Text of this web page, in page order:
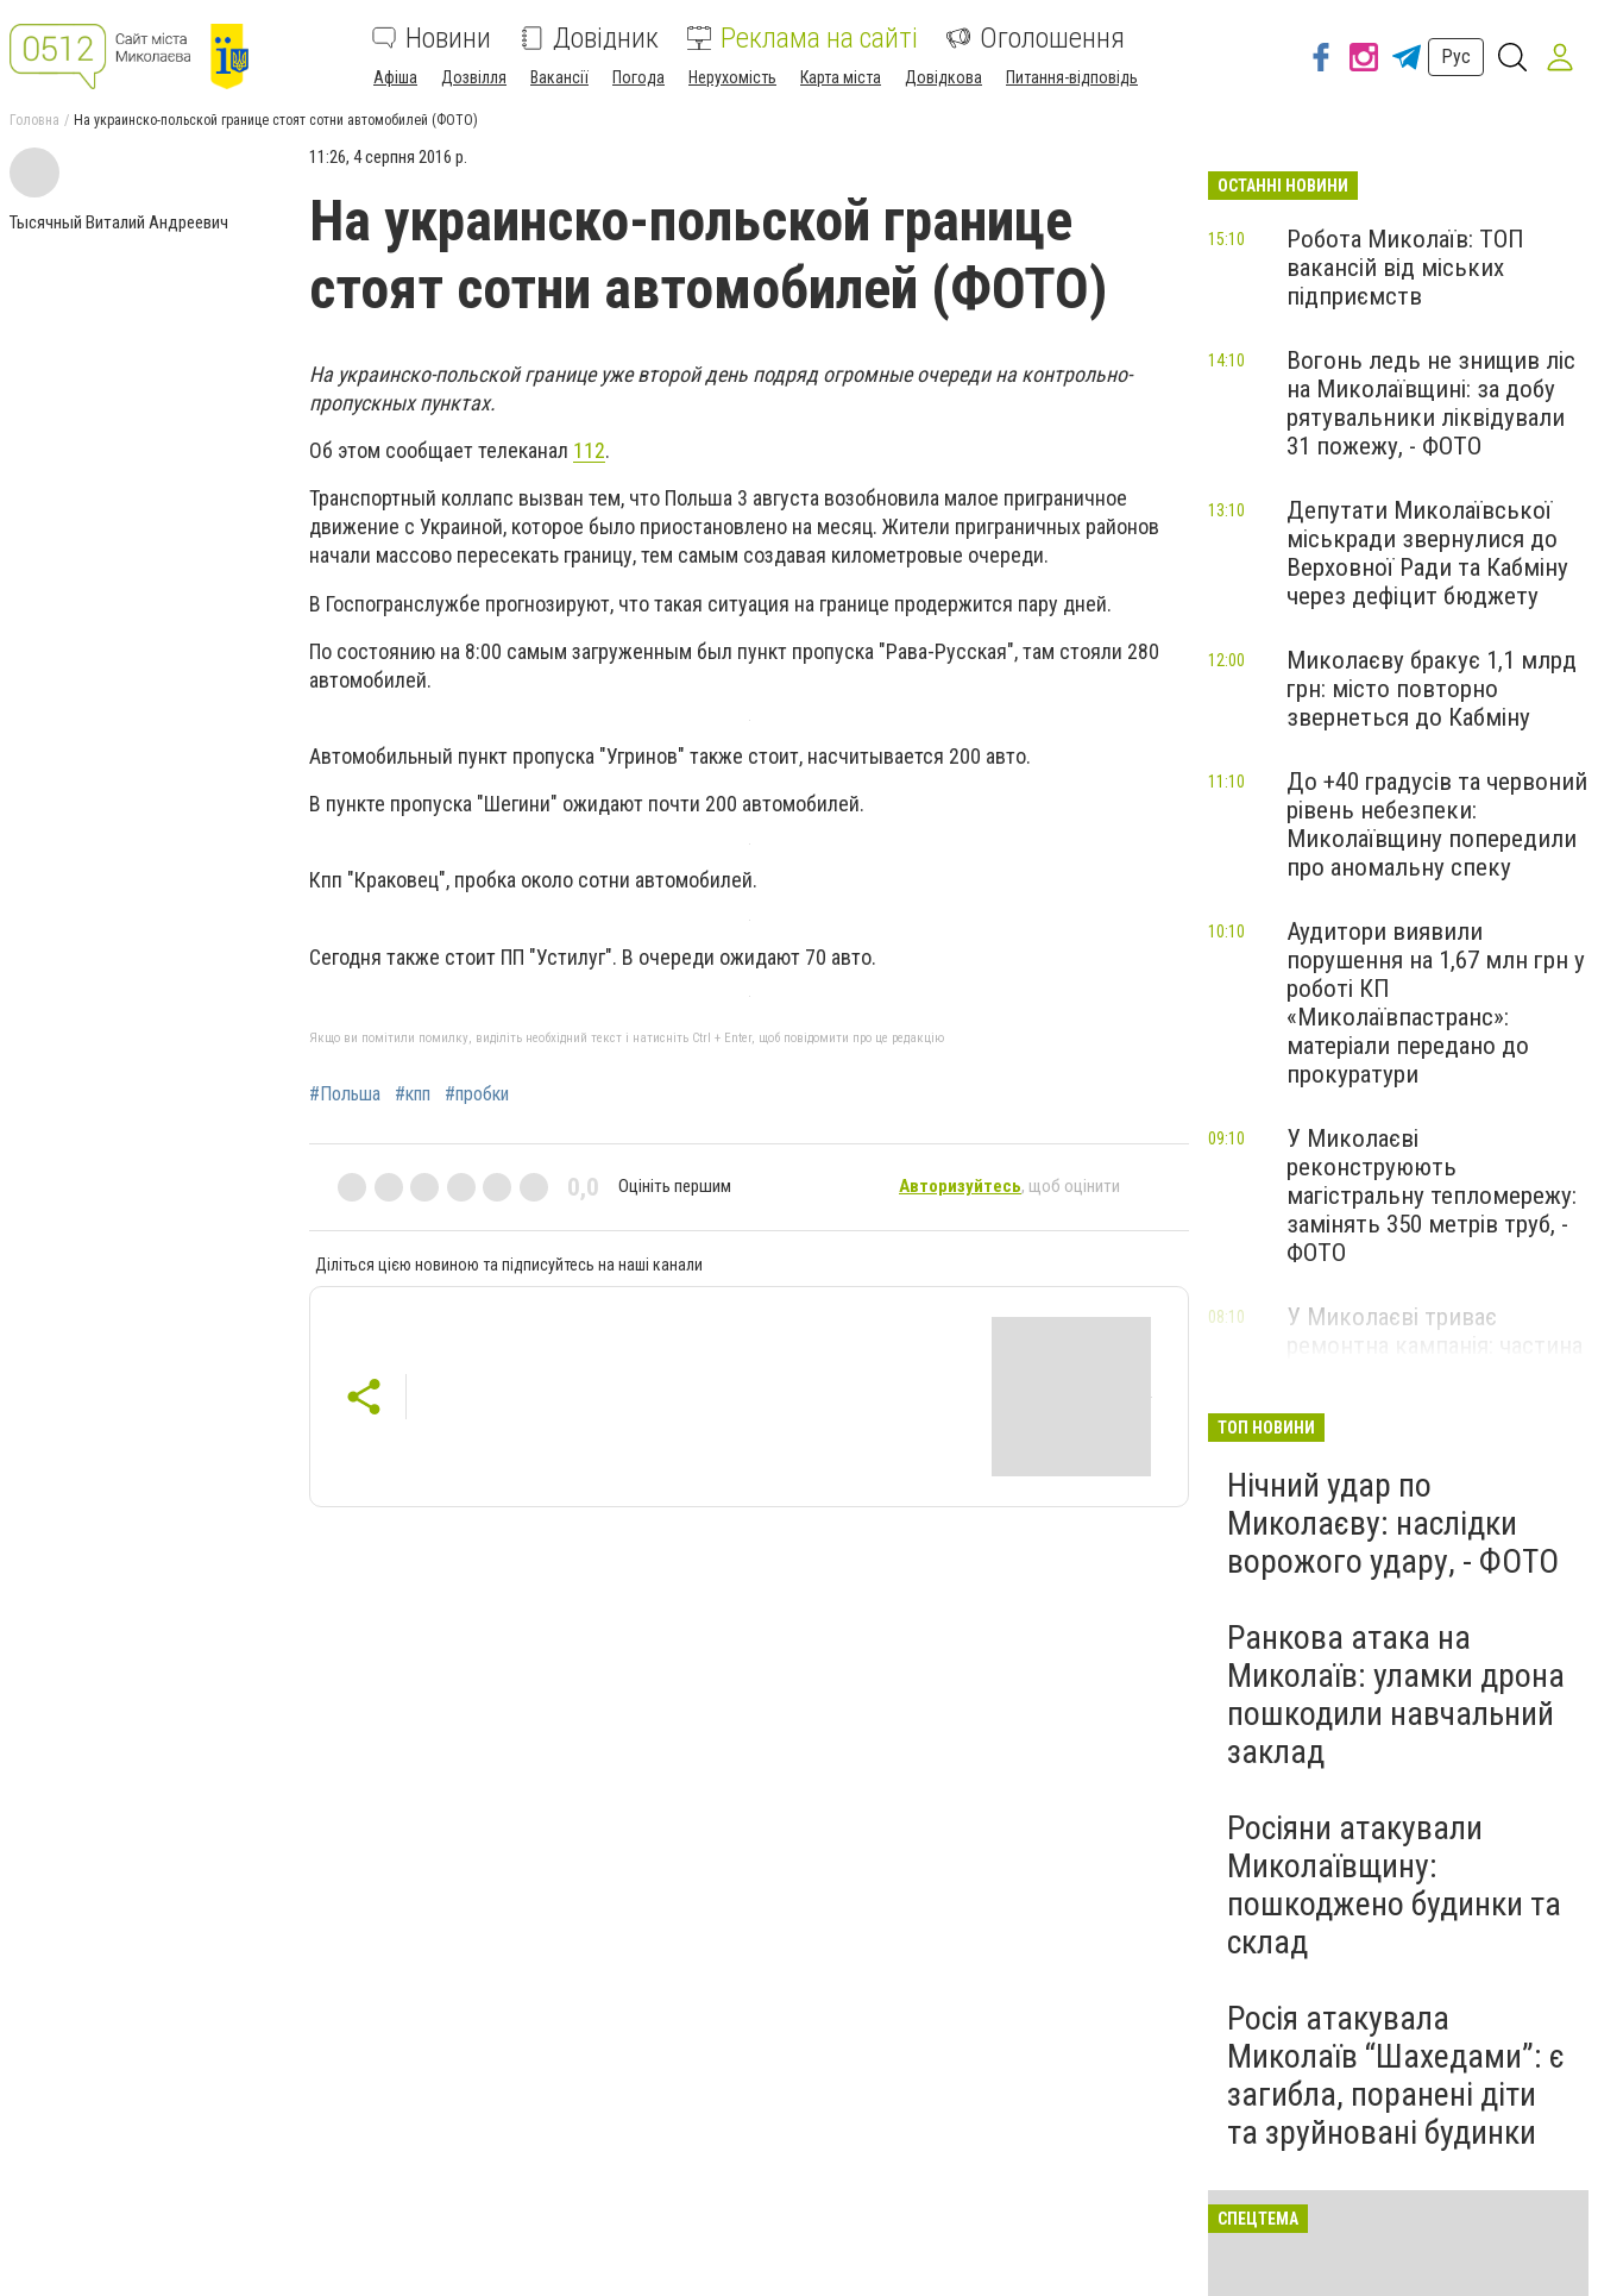
Новини Довідник Реклама на сайті Оголошення
Афіша Дозвілля Вакансії Погода Нерухомість Карта міста Довідкова Питання-відповідь
Рус
Головна На украинско-польской границе стоят сотни автомобилей (ФОТО)
Тысячный Виталий Андреевич
11:26, 4 серпня 2016 р.
На украинско-польской границе
стоят сотни автомобилей (ФОТО)
На украинско-польской границе уже второй день подряд огромные очереди на контрольно-
пропускных пунктах.
Об этом сообщает телеканал 112.
Транспортный коллапс вызван тем, что Польша 3 августа возобновила малое приграничное
движение с Украиной, которое было приостановлено на месяц. Жители приграничных районов
начали массово пересекать границу, тем самым создавая километровые очереди.
В Госпогранслужбе прогнозируют, что такая ситуация на границе продержится пару дней.
По состоянию на 8:00 самым загруженным был пункт пропуска "Рава-Русская", там стояли 280
автомобилей.
Автомобильный пункт пропуска "Угринов" также стоит, насчитывается 200 авто.
В пункте пропуска "Шегини" ожидают почти 200 автомобилей.
Кпп "Краковец", пробка около сотни автомобилей.
Сегодня также стоит ПП "Устилуг". В очереди ожидают 70 авто.
Якщо ви помітили помилку, виділіть необхідний текст і натисніть Ctrl + Enter, щоб повідомити про це редакцію
#Польша #кпп #пробки
0,0 Оцініть першим Авторизуйтесь, щоб оцінити
Діліться цією новиною та підписуйтесь на наші канали
ОСТАННІ НОВИНИ
Робота Миколаїв: ТОП
вакансій від міських
підприємств
15:10
Вогонь ледь не знищив ліс
на Миколаївщині: за добу
рятувальники ліквідували
31 пожежу, - ФОТО
14:10
Депутати Миколаївської
міськради звернулися до
Верховної Ради та Кабміну
через дефіцит бюджету
13:10
Миколаєву бракує 1,1 млрд
грн: місто повторно
звернеться до Кабміну
12:00
До +40 градусів та червоний
рівень небезпеки:
Миколаївщину попередили
про аномальну спеку
11:10
Аудитори виявили
порушення на 1,67 млн грн у
роботі КП
«Миколаївпастранс»:
матеріали передано до
прокуратури
10:10
У Миколаєві
реконструюють
магістральну тепломережу:
замінять 350 метрів труб, -
ФОТО
09:10
У Миколаєві триває
08:10
ТОП НОВИНИ
Нічний удар по
Миколаєву: наслідки
ворожого удару, - ФОТО
Ранкова атака на
Миколаїв: уламки дрона
пошкодили навчальний
заклад
Росіяни атакували
Миколаївщину:
пошкоджено будинки та
склад
Росія атакувала
Миколаїв “Шахедами”: є
загибла, поранені діти
та зруйновані будинки
СПЕЦТЕМА